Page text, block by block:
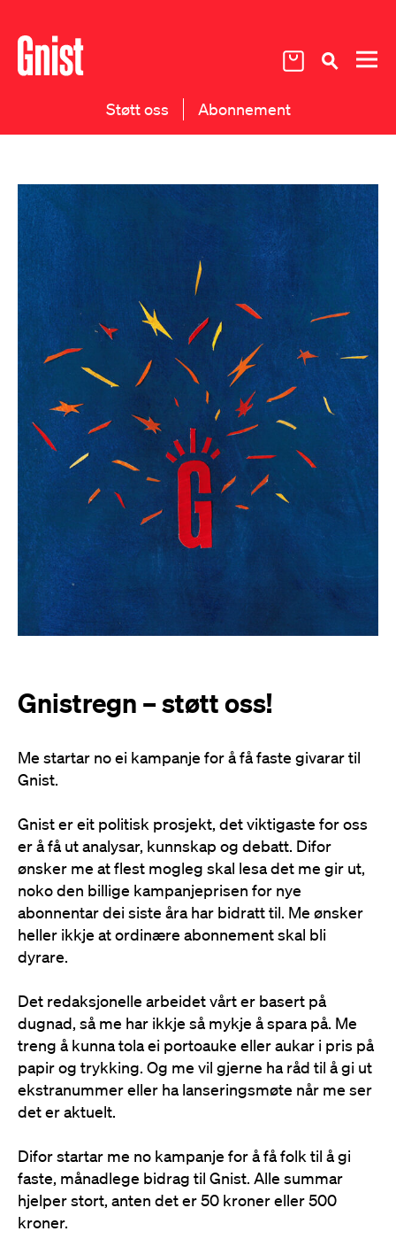
Støtt oss Abonnement
Gnistregn – støtt oss!
Me startar no ei kampanje for å få faste givarar til
Gnist.
Gnist er eit politisk prosjekt, det viktigaste for oss
er å få ut analysar, kunnskap og debatt. Difor
ønsker me at flest mogleg skal lesa det me gir ut,
noko den billige kampanjeprisen for nye
abonnentar dei siste åra har bidratt til. Me ønsker
heller ikkje at ordinære abonnement skal bli
dyrare.
Det redaksjonelle arbeidet vårt er basert på
dugnad, så me har ikkje så mykje å spara på. Me
treng å kunna tola ei portoauke eller aukar i pris på
papir og trykking. Og me vil gjerne ha råd til å gi ut
ekstranummer eller ha lanseringsmøte når me ser
det er aktuelt.
Difor startar me no kampanje for å få folk til å gi
faste, månadlege bidrag til Gnist. Alle summar
hjelper stort, anten det er 50 kroner eller 500
kroner.